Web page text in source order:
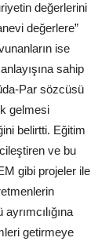
değerlerini
değerlere”
ise
sahip
Par sözcüsü
gelmesi
belirtti. Eğitim
ve bu
gibi projeler ile
getirmeye